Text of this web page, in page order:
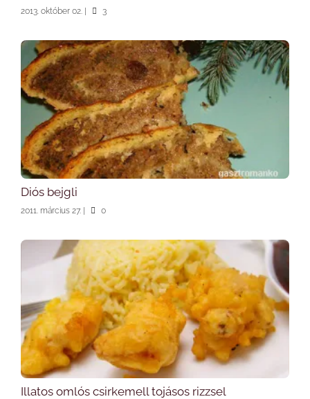
2013. október 02. | 3
Diós bejgli
2011. március 27. | 0
Illatos omlós csirkemell tojásos rizzsel